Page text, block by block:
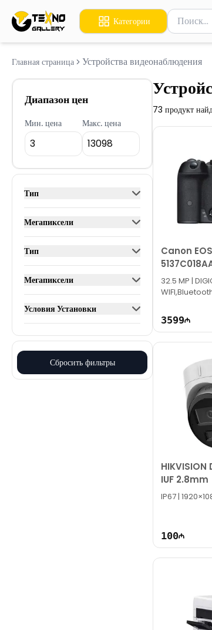
Категории
Поиск
Введите
Главная страница Устройства видеонаблюдения
Диапазон цен
Мин. цена Макс. цена
Тип
Мегапиксели
Тип
Мегапиксели
Условия Установки
Сбросить фильтры
73 продукт
Canon
32.5 MP |
3599
HIKVISION
IUF 2.8mm
IP67 |
100